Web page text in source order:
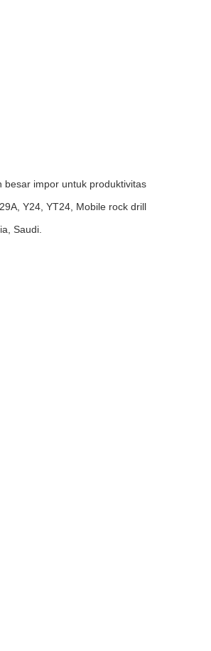
besar impor untuk produktivitas
Y24, YT24, Mobile rock drill
Saudi.